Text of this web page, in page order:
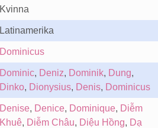
Kvinna
Latinamerika
Dominicus
Dominic, Deniz, Dominik, Dung,
Dinko, Dionysius, Denis, Dominicus
Denise, Denice, Dominique, Diễm
Khuê, Diễm Châu, Diệu Hồng, Dạ